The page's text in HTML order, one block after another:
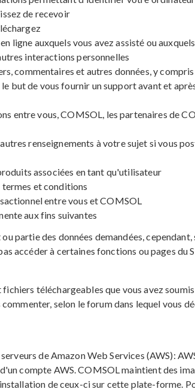
de recevoir
ligne auxquels vous avez assisté ou
interactions personnelles
commentaires et autres données, y
but de vous fournir un support avant et
entre vous, COMSOL, les partenaires de
renseignements à votre sujet si vous
associées en tant qu'utilisateur
et conditions
entre vous et COMSOL
aux fins suivantes
partie des données demandées,
accéder à certaines fonctions ou pages
téléchargeables que vous avez
selon le forum dans lequel vous
de Amazon Web Services (AWS):
compte AWS. COMSOL maintient des
de ceux-ci sur cette plate-forme.